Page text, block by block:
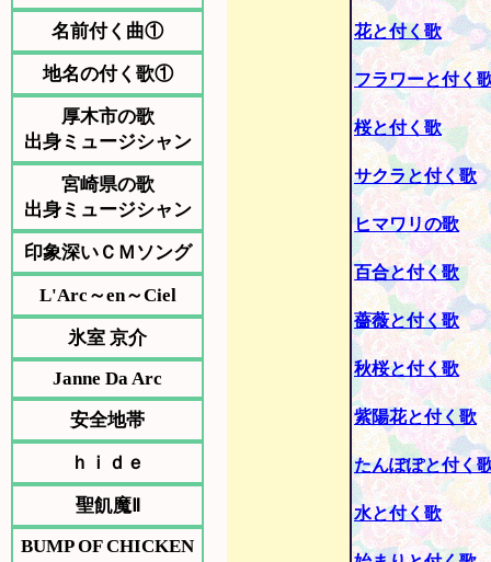
名前付く曲①
地名の付く歌①
厚木市の歌
出身ミュージシャン
宮崎県の歌
出身ミュージシャン
印象深いＣＭソング
L'Arc～en～Ciel
氷室 京介
Janne Da Arc
安全地帯
ｈｉｄｅ
聖飢魔Ⅱ
BUMP OF CHICKEN
花と付く歌
フラワーと付く
桜と付く歌
サクラと付く歌
ヒマワリの歌
百合と付く歌
薔薇と付く歌
秋桜と付く歌
紫陽花と付く歌
たんぽぽと付く
水と付く歌